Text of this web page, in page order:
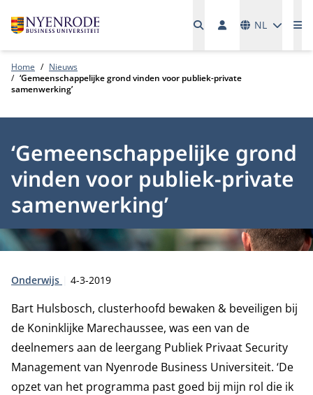
NL
Home
Nieuws
‘Gemeenschappelijke grond vinden voor publiek-private
samenwerking’
‘Gemeenschappelijke grond
vinden voor publiek-private
samenwerking’
Type:
Onderwijs Publicatiedatum:
4-3-2019
Bart Hulsbosch, clusterhoofd bewaken & beveiligen bij
de Koninklijke Marechaussee, was een van de
deelnemers aan de leergang Publiek Privaat Security
Management van Nyenrode Business Universiteit. ‘De
opzet van het programma past goed bij mijn rol die ik